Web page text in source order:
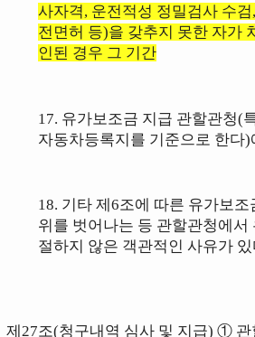
사자격, 운전적성 정밀검사수검
전면허 등)을 갖추지 못한 자가
인된 경우 그 기간
17. 유가보조금 지급 관할관청(
자동차등록지를 기준으 로 한다
18. 기타 제6조에 따른 유가보조
위를 벗어나는 등 관할관청에서
절하지 않은 객관적인 사유가
제27조(청구내역 심사 및 지급) ① 관